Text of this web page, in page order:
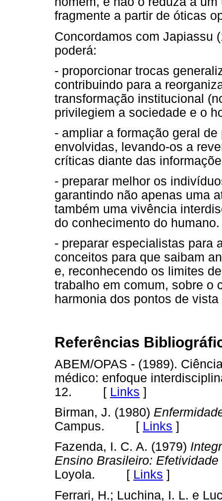
fragmente a partir de óticas
Concordamos com Japiassu
poderá:
- proporcionar trocas
contribuindo para a
transformação institucional
privilegiem a sociedade e o
- ampliar a formação geral
envolvidas, levando-os a
críticas diante das
- preparar melhor os
garantindo não apenas uma
também uma vivência
do conhecimento do humano.
- preparar especialistas para
conceitos para que saibam
e, reconhecendo os limites
trabalho em comum, sobre o
harmonia dos pontos de
Referências
ABEM/OPAS - (1989).
médico: enfoque
12. [ Links ]
Birman, J. (1980)
Campus. [ Links ]
Fazenda, I. C. A. (1979)
Ensino Brasileiro:
Loyola. [ Links ]
Ferrari, H.; Luchina, I. L. e